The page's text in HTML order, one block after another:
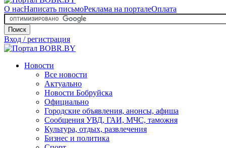
О насНаписать письмоРеклама на порталеОплата
Поиск
Вход / регистрация
Новости
Все новости
Актуально
Новости Бобруйска
Официально
Городские объявления, анонсы, афиша
Сообщения УВД, ГАИ, МЧС, таможня
Культура, отдых, развлечения
Бизнес и политика